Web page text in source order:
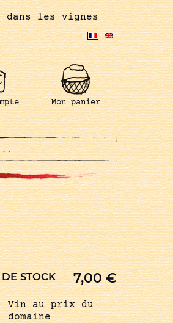
dans les vignes
Mon panier
STOCK 7,00€
Vin au prix du
domaine